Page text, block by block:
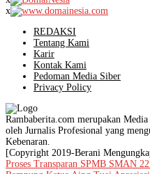
x
REDAKSI
Tentang Kami
Karir
Kontak Kami
Pedoman Media Siber
Privacy Policy
Rambaberita.com merupakan
oleh Jurnalis Profesional yang
Kebenaran.
[Copyright 2019-Berani
Proses Transparan SPMB SMAN